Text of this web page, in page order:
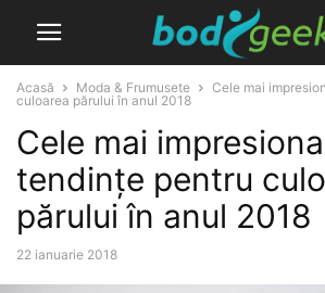
Acasă Moda & Frumusete
Cele mai
culoarea părului în anul 2018
Cele mai
tendințe pentru
părului în anul 2018
22 ianuarie 2018